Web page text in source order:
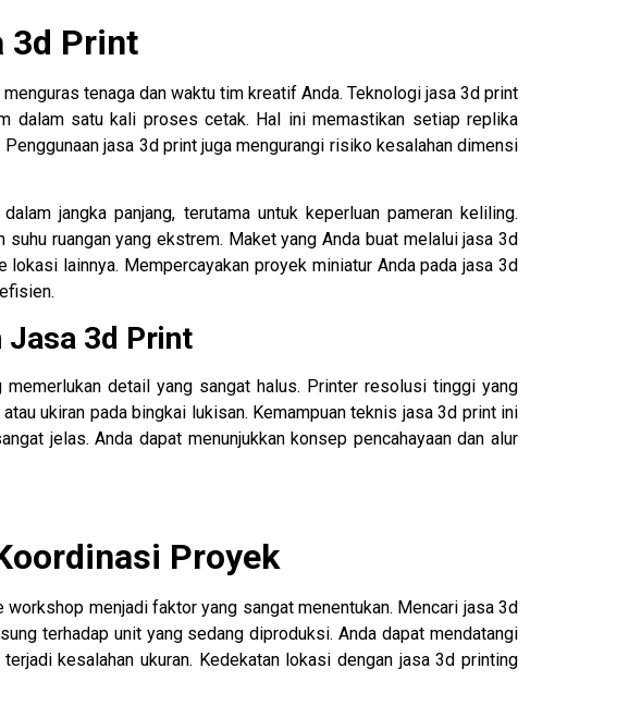
3d Print
tenaga dan waktu tim kreatif Anda. Teknologi jasa 3d print
dalam satu kali proses cetak. Hal ini memastikan setiap replika
jasa 3d print juga mengurangi risiko kesalahan dimensi
jangka panjang, terutama untuk keperluan pameran keliling.
ruangan yang ekstrem. Maket yang Anda buat melalui jasa 3d
lainnya. Mempercayakan proyek miniatur Anda pada jasa 3d
Jasa 3d Print
detail yang sangat halus. Printer resolusi tinggi yang
ukiran pada bingkai lukisan. Kemampuan teknis jasa 3d print ini
jelas. Anda dapat menunjukkan konsep pencahayaan dan alur
Proyek
menjadi faktor yang sangat menentukan. Mencari jasa 3d
terhadap unit yang sedang diproduksi. Anda dapat mendatangi
kesalahan ukuran. Kedekatan lokasi dengan jasa 3d printing